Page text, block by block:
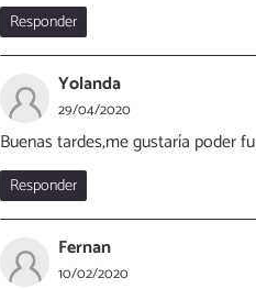
Responder
Yolanda
29/04/2020
Buenas tardes,me gustaría poder
Responder
Fernan
10/02/2020